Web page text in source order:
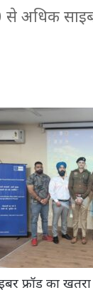
अधिक
फ्रॉड का